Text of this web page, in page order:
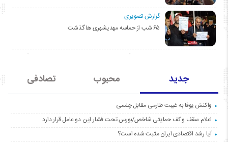
گزارش تصویری:
۶۵ شب از حماسه مهدیشهری ها گذشت
جدید محبوب تصادفی
واکنش یوفا به غیبت طارمی مقابل چلسی
اعلام سقف و کف حمایتی شاخص/بورس تحت فشار این دو عامل قرار دارد
آیا رشد اقتصادی ایران مثبت شده است؟